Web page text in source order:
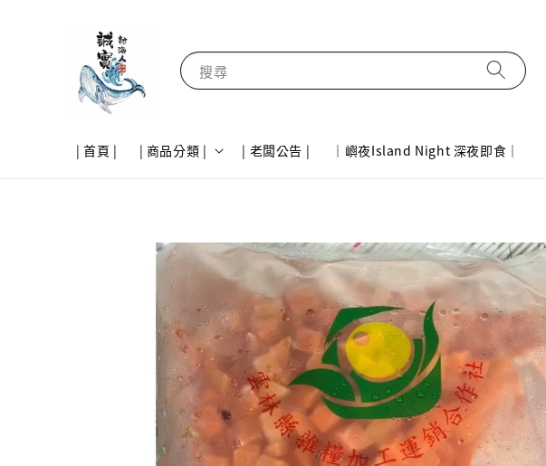
搜尋
| 首頁 | | 商品分類 | | 老闆公告 | ｜嶼夜Island Night 深夜即食｜